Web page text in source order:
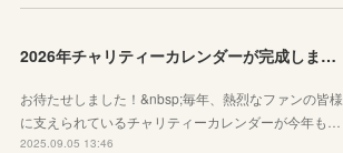
2026年チャリティーカレンダーが完成しました！
お待たせしました！&nbsp;毎年、熱烈なファンの皆様
に支えられているチャリティーカレンダーが今年も…
2025.09.05 13:46